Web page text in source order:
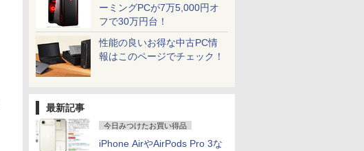
ーミングPCが7万5,000円オ
フで30万円台！
性能の良いお得な中古PC情
報はこのページでチェック！
最新記事
今日みつけたお買い得品
iPhone AirやAirPods Pro 3な